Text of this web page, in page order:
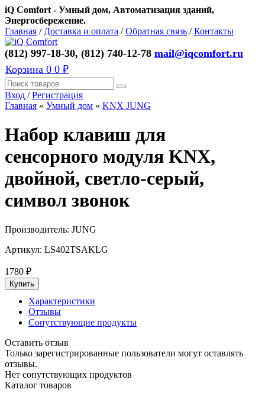
iQ Comfort - Умный дом, Автоматизация зданий,
Энергосбережение.
Главная / Доставка и оплата /Обратная связь /Контакты
(812) 997-18-30, (812) 740-12-78 mail@iqcomfort.ru
Корзина 0 0 ₽
Вход /Регистрация
Главная » Умный дом » KNX JUNG
Набор клавиш для
сенсорного модуля KNX,
двойной, светло-серый,
символ звонок
Производитель: JUNG
Артикул: LS402TSAKLG
1780 ₽
Характеристики
Отзывы
Сопутствующие продукты
Оставить отзыв
Только зарегистрированные пользователи могут оставлять
отзывы.
Нет сопутствующих продуктов
Каталог товаров